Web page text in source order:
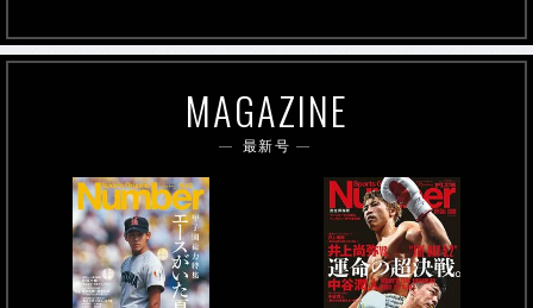
MAGAZINE
最新号